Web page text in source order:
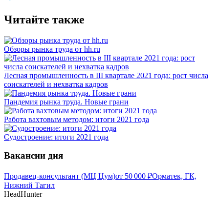
Читайте также
Обзоры рынка труда от hh.ru
Лесная промышленность в III квартале 2021 года: рост числа
соискателей и нехватка кадров
Пандемия рынка труда. Новые грани
Работа вахтовым методом: итоги 2021 года
Судостроение: итоги 2021 года
Вакансии дня
Продавец-консультант (МЦ Цум)от 50 000 ₽Орматек, ГК,
Нижний Тагил
HeadHunter